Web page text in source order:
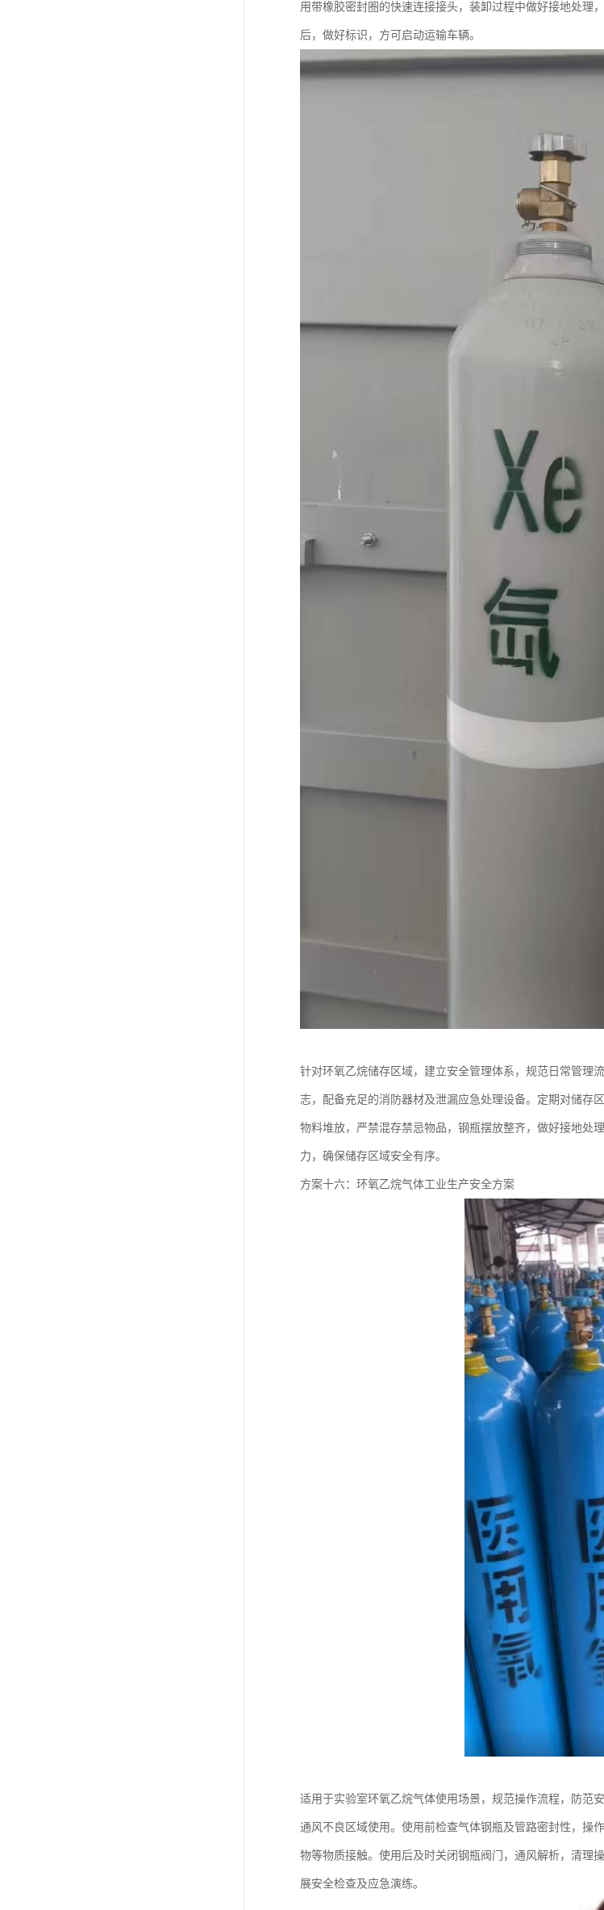
用带橡胶密封圈的快速连接接头，装卸过程中做好接地处理
后，做好标识，方可启动运输车辆。
针对环氧乙烷储存区域，建立安全管理体系，规范日常管理
志，配备充足的消防器材及泄漏应急处理设备。定期对储存
物料堆放，严禁混存禁忌物品，钢瓶摆放整齐，做好接地处
力，确保储存区域安全有序。
方案十六：环氧乙烷气体工业生产安全方案
适用于实验室环氧乙烷气体使用场景，规范操作流程，防范
通风不良区域使用。使用前检查气体钢瓶及管路密封性，操
物等物质接触。使用后及时关闭钢瓶阀门，通风解析，清理
展安全检查及应急演练。